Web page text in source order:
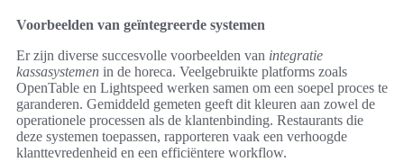
Voorbeelden van geïntegreerde systemen
Er zijn diverse succesvolle voorbeelden van integratie
kassasystemen in de horeca. Veelgebruikte platforms zoals
OpenTable en Lightspeed werken samen om een soepel proces te
garanderen. Gemiddeld gemeten geeft dit kleuren aan zowel de
operationele processen als de klantenbinding. Restaurants die
deze systemen toepassen, rapporteren vaak een verhoogde
klanttevredenheid en een efficiëntere workflow.